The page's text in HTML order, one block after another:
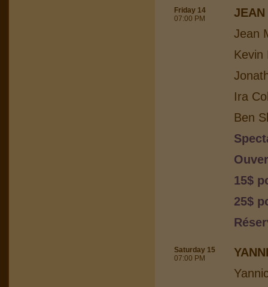
Friday 14
07:00 PM
JEAN
Jean
Kevin
Ira
Ben
15$
25$
Saturday 15
07:00 PM